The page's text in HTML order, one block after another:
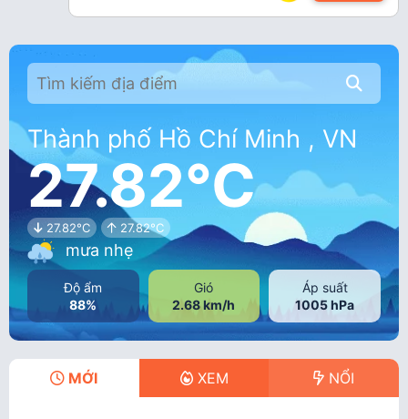
Thành phố Hồ Chí Minh , VN
27.82°C
27.82°C 27.82°C
mưa nhẹ
Độ ẩm
88%
Gió
2.68 km/h
Áp suất
1005 hPa
MỚI XEM NỔI